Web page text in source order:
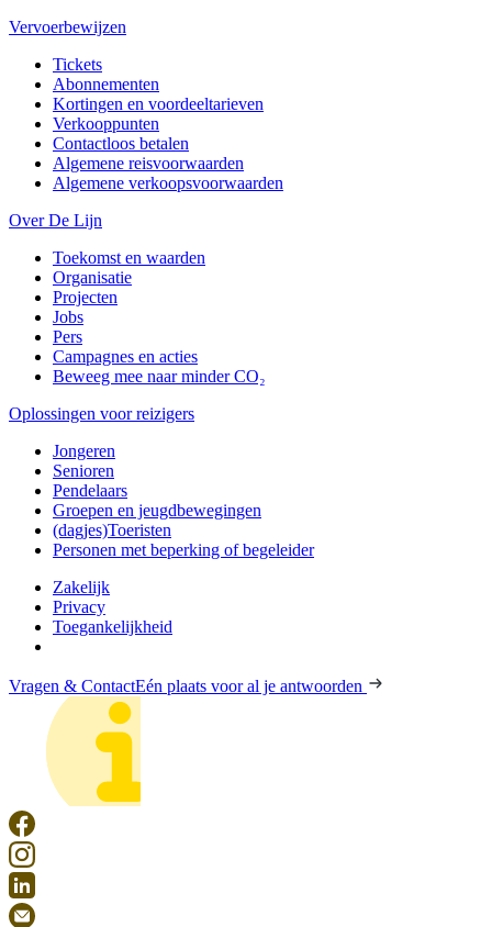
Vervoerbewijzen
Tickets
Abonnementen
Kortingen en voordeeltarieven
Verkooppunten
Contactloos betalen
Algemene reisvoorwaarden
Algemene verkoopsvoorwaarden
Over De Lijn
Toekomst en waarden
Organisatie
Projecten
Jobs
Pers
Campagnes en acties
Beweeg mee naar minder CO₂
Oplossingen voor reizigers
Jongeren
Senioren
Pendelaars
Groepen en jeugdbewegingen
(dagjes)Toeristen
Personen met beperking of begeleider
Zakelijk
Privacy
Toegankelijkheid
Vragen & ContactEén plaats voor al je antwoorden